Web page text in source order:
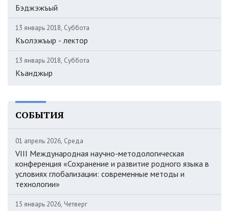
Бэджэжъый
13 январь 2018, Суббота
Къолэжъыр - лектор
13 январь 2018, Суббота
Къанджыр
СОБЫТИЯ
01 апрель 2026, Среда
VIII Международная научно-методологическая
конференция «Сохранение и развитие родного языка в
условиях глобализации: современные методы и
технологии»
15 январь 2026, Четверг